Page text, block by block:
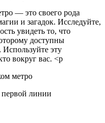
— это своего рода
и загадок. Исследуйте,
увидеть то, что
доступны
эту
вокруг вас. <p
метро
линии